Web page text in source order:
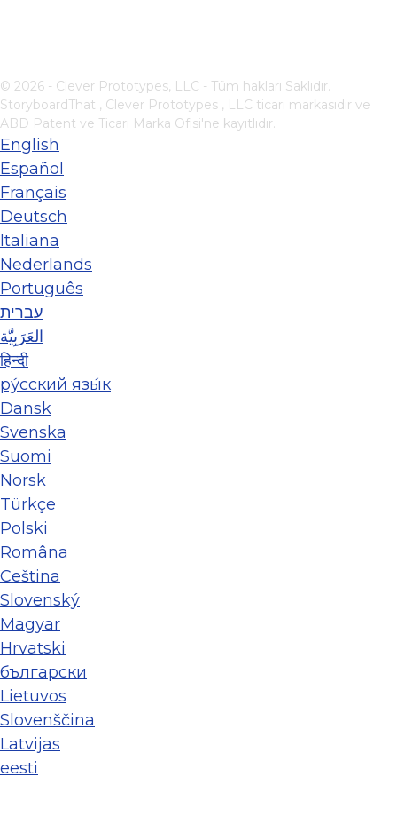
© 2026 - Clever Prototypes, LLC - Tüm hakları Saklıdır.
StoryboardThat , Clever Prototypes , LLC ticari markasıdır ve
ABD Patent ve Ticari Marka Ofisi'ne kayıtlıdır.
English
Español
Français
Deutsch
Italiana
Nederlands
Português
עברית
العَرَبِيَّة
हिन्दी
ру́сский язы́к
Dansk
Svenska
Suomi
Norsk
Türkçe
Polski
Româna
Ceština
Slovenský
Magyar
Hrvatski
български
Lietuvos
Slovenščina
Latvijas
eesti